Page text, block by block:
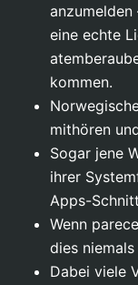
anzumelden
eine echte
kommen.
mithören
Sogar jene
ihrer
Apps-
Wenn
dies
Dabei viele